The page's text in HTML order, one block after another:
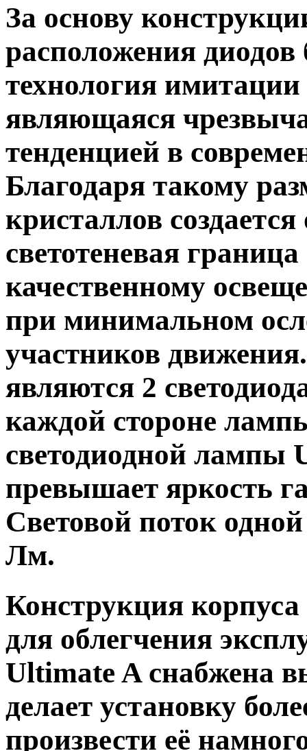
За основу
расположения диодов
технология
являющаяся
тенденцией в
Благодаря такому
кристаллов
светотеневая
качественному
при минимальном
участников
являются 2
каждой стороне
светодиодной лампы
превышает яркость
Световой поток
Лм.
Конструкция
для облегчения
Ultimate A снабжена
делает установку
произвести её